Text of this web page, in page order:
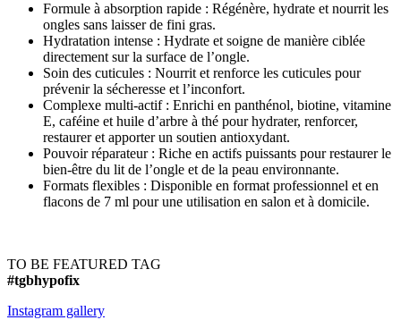
Formule à absorption rapide : Régénère, hydrate et nourrit les
ongles sans laisser de fini gras.
Hydratation intense : Hydrate et soigne de manière ciblée
directement sur la surface de l’ongle.
Soin des cuticules : Nourrit et renforce les cuticules pour
prévenir la sécheresse et l’inconfort.
Complexe multi-actif : Enrichi en panthénol, biotine, vitamine
E, caféine et huile d’arbre à thé pour hydrater, renforcer,
restaurer et apporter un soutien antioxydant.
Pouvoir réparateur : Riche en actifs puissants pour restaurer le
bien-être du lit de l’ongle et de la peau environnante.
Formats flexibles : Disponible en format professionnel et en
flacons de 7 ml pour une utilisation en salon et à domicile.
TO BE FEATURED TAG
#tgbhypofix
Instagram gallery